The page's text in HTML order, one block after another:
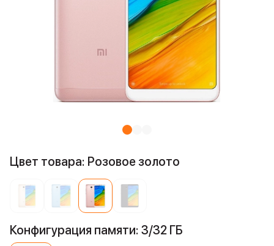
Цвет товара: Розовое золото
Конфигурация памяти: 3/32 ГБ